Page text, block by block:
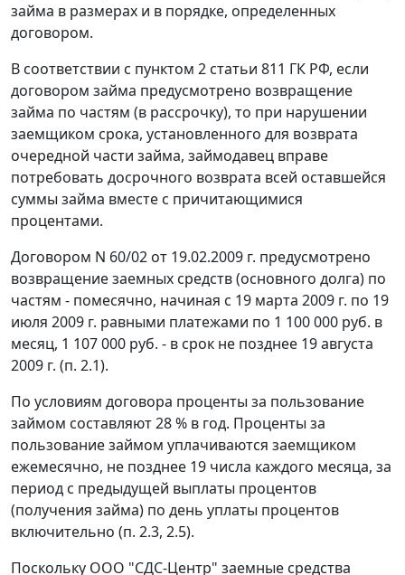
займа в размерах и в порядке, определенных
договором.
В соответствии с пунктом 2 статьи 811 ГК РФ, если
договором займа предусмотрено возвращение
займа по частям (в рассрочку), то при нарушении
заемщиком срока, установленного для возврата
очередной части займа, займодавец вправе
потребовать досрочного возврата всей оставшейся
суммы займа вместе с причитающимися
процентами.
Договором N 60/02 от 19.02.2009 г. предусмотрено
возвращение заемных средств (основного долга) по
частям - помесячно, начиная с 19 марта 2009 г. по 19
июля 2009 г. равными платежами по 1 100 000 руб. в
месяц, 1 107 000 руб. - в срок не позднее 19 августа
2009 г. (п. 2.1).
По условиям договора проценты за пользование
займом составляют 28 % в год. Проценты за
пользование займом уплачиваются заемщиком
ежемесячно, не позднее 19 числа каждого месяца, за
период с предыдущей выплаты процентов
(получения займа) по день уплаты процентов
включительно (п. 2.3, 2.5).
Поскольку ООО "СДС-Центр" заемные средства